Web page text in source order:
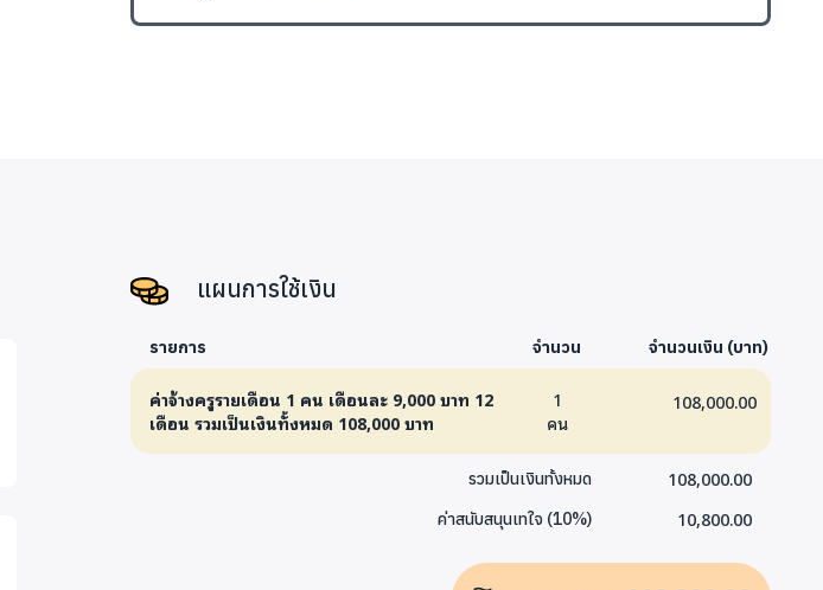
แผนการใช้เงิน
รายการ จำนวน จำนวนเงิน (บาท)
ค่าจ้างครูรายเดือน 1 คน เดือนละ 9,000 บาท 12
เดือน รวมเป็นเงินทั้งหมด 108,000 บาท
1
คน
108,000.00
รวมเป็นเงินทั้งหมด 108,000.00
ค่าสนับสนุนเทใจ (10%) 10,800.00